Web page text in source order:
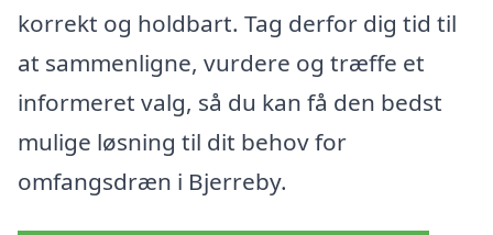
korrekt og holdbart. Tag derfor dig tid til
at sammenligne, vurdere og træffe et
informeret valg, så du kan få den bedst
mulige løsning til dit behov for
omfangsdræn i Bjerreby.